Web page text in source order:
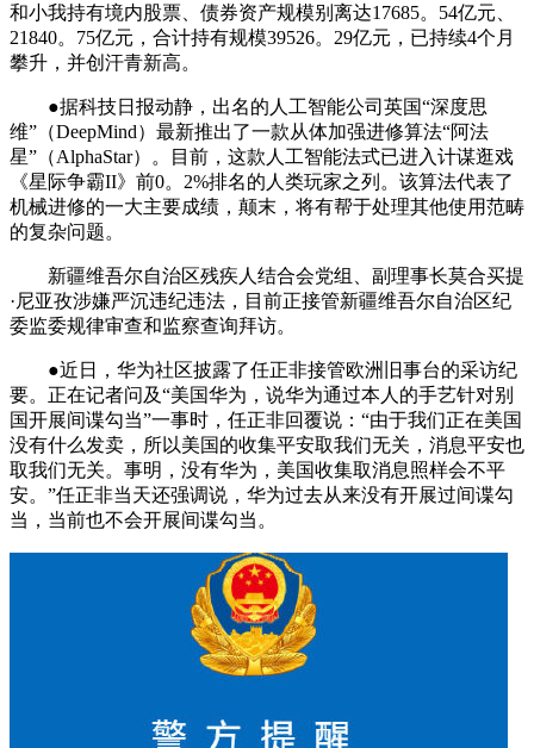
和小我持有境内股票、债券资产规模别离达17685。54亿元、
21840。75亿元，合计持有规模39526。29亿元，已持续4个月
攀升，并创汗青新高。
●据科技日报动静，出名的人工智能公司英国“深度思
维”（DeepMind）最新推出了一款从体加强进修算法“阿法
星”（AlphaStar）。目前，这款人工智能法式已进入计谋逛戏
《星际争霸II》前0。2%排名的人类玩家之列。该算法代表了
机械进修的一大主要成绩，颠末，将有帮于处理其他使用范畴
的复杂问题。
新疆维吾尔自治区残疾人结合会党组、副理事长莫合买提
·尼亚孜涉嫌严沉违纪违法，目前正接管新疆维吾尔自治区纪
委监委规律审查和监察查询拜访。
●近日，华为社区披露了任正非接管欧洲旧事台的采访纪
要。正在记者问及“美国华为，说华为通过本人的手艺针对别
国开展间谍勾当”一事时，任正非回覆说：“由于我们正在美国
没有什么发卖，所以美国的收集平安取我们无关，消息平安也
取我们无关。事明，没有华为，美国收集取消息照样会不平
安。”任正非当天还强调说，华为过去从来没有开展过间谍勾
当，当前也不会开展间谍勾当。